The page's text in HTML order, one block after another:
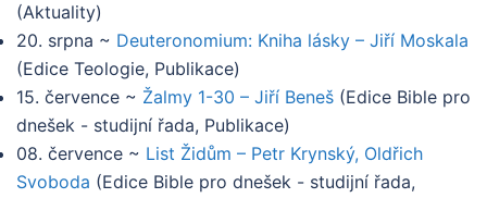
(Aktuality)
20. srpna ~ Deuteronomium: Kniha lásky – Jiří Moskala
(Edice Teologie, Publikace)
15. července ~ Žalmy 1-30 – Jiří Beneš (Edice Bible pro
dnešek - studijní řada, Publikace)
08. července ~ List Židům – Petr Krynský, Oldřich
Svoboda (Edice Bible pro dnešek - studijní řada,